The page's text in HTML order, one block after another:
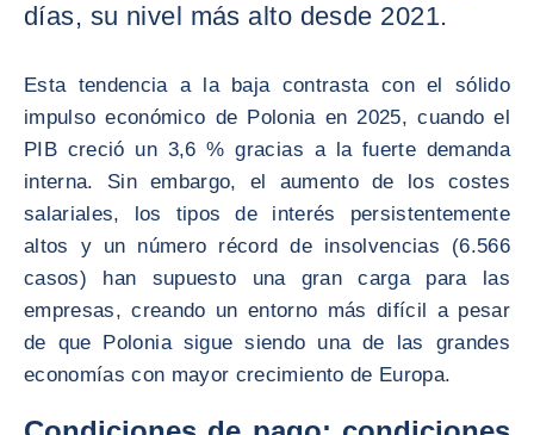
días, su nivel más alto desde 2021.
Esta tendencia a la baja contrasta con el sólido
impulso económico de Polonia en 2025, cuando el
PIB creció un 3,6 % gracias a la fuerte demanda
interna. Sin embargo, el aumento de los costes
salariales, los tipos de interés persistentemente
altos y un número récord de insolvencias (6.566
casos) han supuesto una gran carga para las
empresas, creando un entorno más difícil a pesar
de que Polonia sigue siendo una de las grandes
economías con mayor crecimiento de Europa.